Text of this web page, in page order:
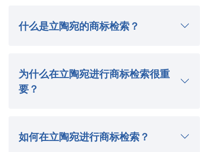
什么是立陶宛的商标检索？
为什么在立陶宛进行商标检索很重
要？
如何在立陶宛进行商标检索？